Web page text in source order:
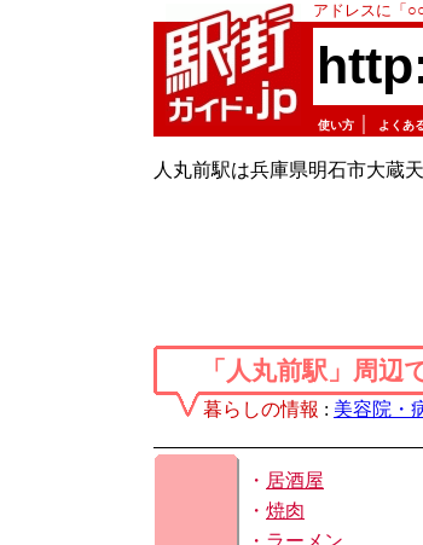
アドレスに「
使い方 よくあ
人丸前駅は兵庫県明石市大蔵
「人丸前駅」周辺
暮らしの情報 : 美容院・
・ 居酒屋
・ 焼肉
・ ラーメン